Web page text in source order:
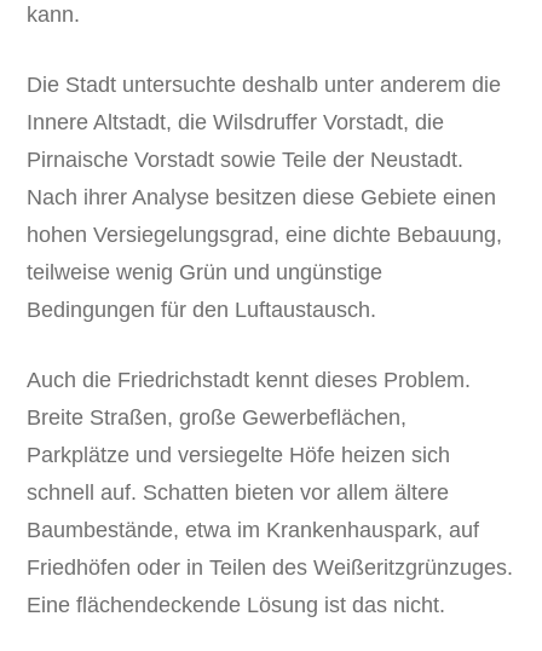
kann.
Die Stadt untersuchte deshalb unter anderem die
Innere Altstadt, die Wilsdruffer Vorstadt, die
Pirnaische Vorstadt sowie Teile der Neustadt.
Nach ihrer Analyse besitzen diese Gebiete einen
hohen Versiegelungsgrad, eine dichte Bebauung,
teilweise wenig Grün und ungünstige
Bedingungen für den Luftaustausch.
Auch die Friedrichstadt kennt dieses Problem.
Breite Straßen, große Gewerbeflächen,
Parkplätze und versiegelte Höfe heizen sich
schnell auf. Schatten bieten vor allem ältere
Baumbestände, etwa im Krankenhauspark, auf
Friedhöfen oder in Teilen des Weißeritzgrünzuges.
Eine flächendeckende Lösung ist das nicht.